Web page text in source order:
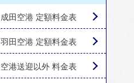
成田空港 定額料金表
羽田空港 定額料金表
空港送迎以外 料金表